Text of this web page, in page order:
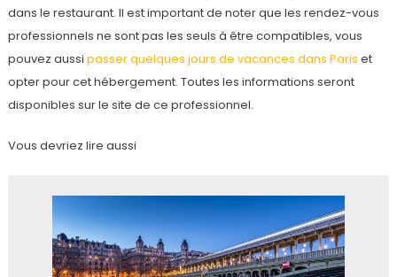
dans le restaurant. Il est important de noter que les rendez-vous
professionnels ne sont pas les seuls à être compatibles, vous
pouvez aussi passer quelques jours de vacances dans Paris et
opter pour cet hébergement. Toutes les informations seront
disponibles sur le site de ce professionnel.
Vous devriez lire aussi